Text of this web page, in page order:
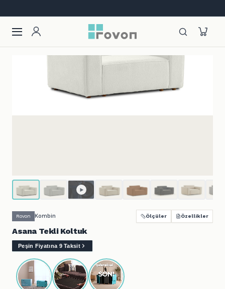
Rovon Kombin Ölçüler Özellikler
Asana Tekli Koltuk
Peşin Fiyatına 9 Taksit